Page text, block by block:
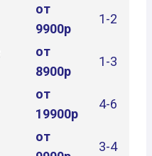
от
9900р
1-2
от
8900р
1-3
от
19900р
4-6
от
3-4